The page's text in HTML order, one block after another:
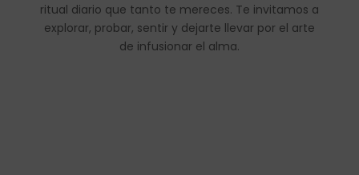
ritual diario que tanto te mereces. Te invitamos a
explorar, probar, sentir y dejarte llevar por el arte
de infusionar el alma.